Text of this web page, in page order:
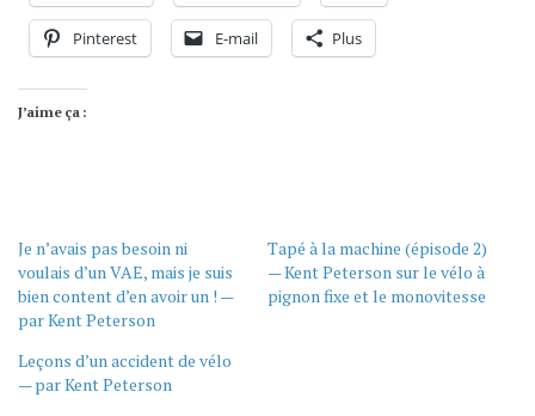
Pinterest E-mail Plus
J’aime ça :
Je n’avais pas besoin ni
voulais d’un VAE, mais je suis
bien content d’en avoir un ! —
par Kent Peterson
Tapé à la machine (épisode 2)
— Kent Peterson sur le vélo à
pignon fixe et le monovitesse
Leçons d’un accident de vélo
— par Kent Peterson